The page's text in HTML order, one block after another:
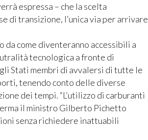
espressa – che la scelta
di transizione, l’unica via per arrivare
come diventeranno accessibili a
tecnologica a fronte di
Stati membri di avvalersi di tutte le
tenendo conto delle diverse
dei tempi. “L’utilizzo di carburanti
il ministro Gilberto Pichetto
senza richiedere inattuabili